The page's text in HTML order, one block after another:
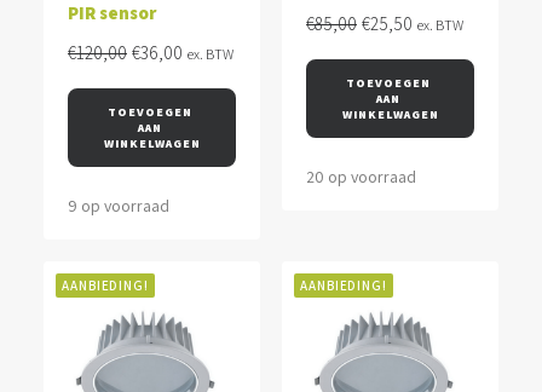
PIR sensor
€120,00 Oorspronkelijke
was:
€120,00.
€36,00 Huidige
is:
€36,00.
ex. BTW
TOEVOEGEN
AAN
WINKELWAGEN
9 op voorraad
€85,00 Oorspronkelijke
was:
€85,00.
€25,50 Huidige
is:
€25,50.
ex. BTW
TOEVOEGEN
AAN
WINKELWAGEN
20 op voorraad
AANBIEDING! AANBIEDING!